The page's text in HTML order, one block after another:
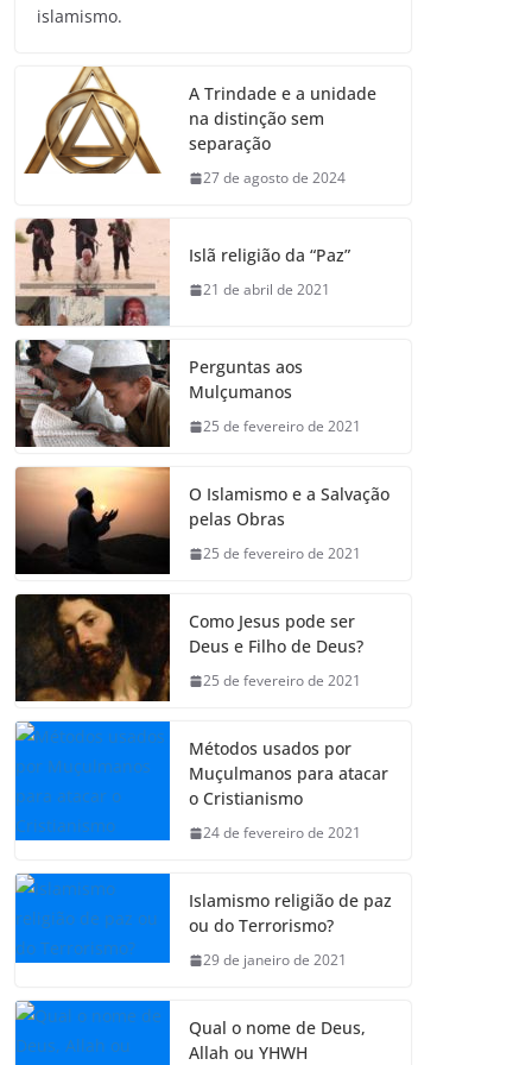
islamismo.
A Trindade e a unidade
na distinção sem
separação
27 de agosto de 2024
Islã religião da “Paz”
21 de abril de 2021
Perguntas aos
Mulçumanos
25 de fevereiro de 2021
O Islamismo e a Salvação
pelas Obras
25 de fevereiro de 2021
Como Jesus pode ser
Deus e Filho de Deus?
25 de fevereiro de 2021
Métodos usados por
Muçulmanos para atacar
o Cristianismo
24 de fevereiro de 2021
Islamismo religião de paz
ou do Terrorismo?
29 de janeiro de 2021
Qual o nome de Deus,
Allah ou YHWH